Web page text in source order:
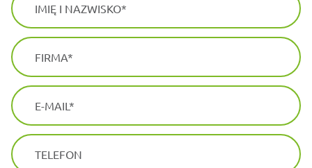
IMIĘ I NAZWISKO
FIRMA
E-MAIL
TELEFON